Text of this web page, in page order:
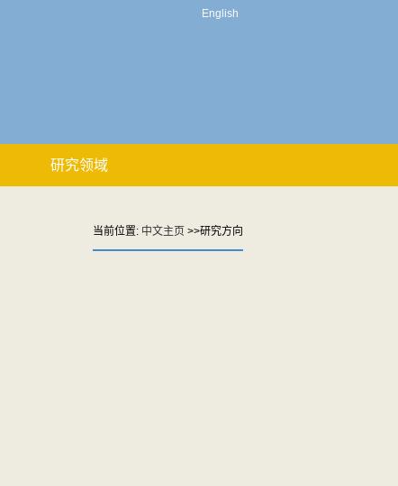
English
研究领域
当前位置: 中文主页 >>研究方向